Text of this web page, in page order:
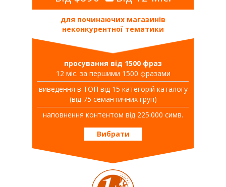
для починаючих магазинів
неконкурентної тематики
просування від 1500 фраз
12 міс. за першими 1500 фразами
виведення в ТОП від 15 категорій каталогу
(від 75 семантичних груп)
наповнення контентом від 225.000 симв.
Вибрати